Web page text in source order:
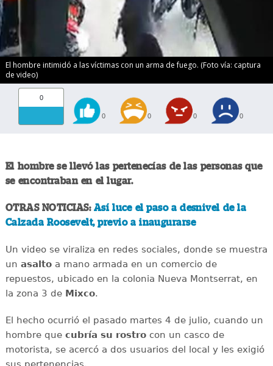
El hombre intimidó a las víctimas con un arma de fuego. (Foto vía: captura
de video)
0
0 0 0 0
El hombre se llevó las pertenecías de las personas que
se encontraban en el lugar.
OTRAS NOTICIAS: Así luce el paso a desnivel de la
Calzada Roosevelt, previo a inaugurarse
Un video se viraliza en redes sociales, donde se muestra
un asaltoa mano armada en un comercio de
repuestos, ubicado en la colonia Nueva Montserrat, en
la zona 3 de Mixco.
El hecho ocurrió el pasado martes 4 de julio, cuando un
hombre que cubría su rostrocon un casco de
motorista, se acercó a dos usuarios del local y les exigió